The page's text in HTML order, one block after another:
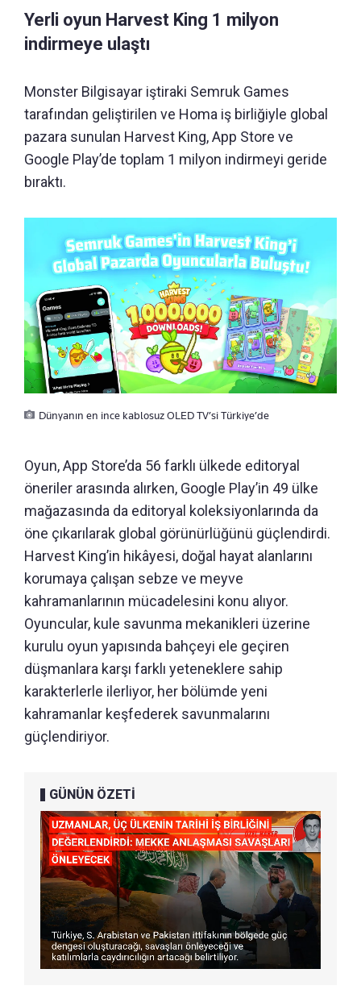
Yerli oyun Harvest King 1 milyon
indirmeye ulaştı
Monster Bilgisayar iştiraki Semruk Games
tarafından geliştirilen ve Homa iş birliğiyle global
pazara sunulan Harvest King, App Store ve
Google Play’de toplam 1 milyon indirmeyi geride
bıraktı.
Dünyanın en ince kablosuz OLED TV’si Türkiye’de
Oyun, App Store’da 56 farklı ülkede editoryal
öneriler arasında alırken, Google Play’in 49 ülke
mağazasında da editoryal koleksiyonlarında da
öne çıkarılarak global görünürlüğünü güçlendirdi.
Harvest King’in hikâyesi, doğal hayat alanlarını
korumaya çalışan sebze ve meyve
kahramanlarının mücadelesini konu alıyor.
Oyuncular, kule savunma mekanikleri üzerine
kurulu oyun yapısında bahçeyi ele geçiren
düşmanlara karşı farklı yeteneklere sahip
karakterlerle ilerliyor, her bölümde yeni
kahramanlar keşfederek savunmalarını
güçlendiriyor.
GÜNÜN ÖZETİ